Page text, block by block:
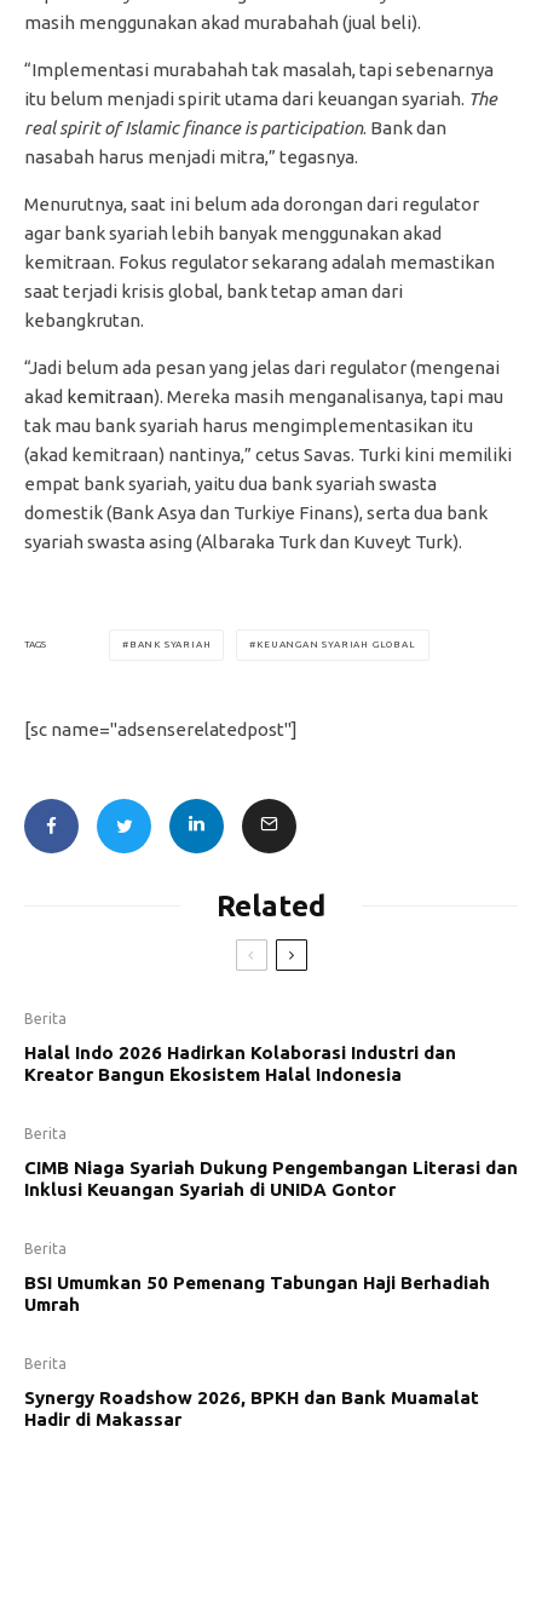
masih menggunakan akad murabahah (jual beli).
“Implementasi murabahah tak masalah, tapi sebenarnya
itu belum menjadi spirit utama dari keuangan syariah. The
real spirit of Islamic finance is participation. Bank dan
nasabah harus menjadi mitra,” tegasnya.
Menurutnya, saat ini belum ada dorongan dari regulator
agar bank syariah lebih banyak menggunakan akad
kemitraan. Fokus regulator sekarang adalah memastikan
saat terjadi krisis global, bank tetap aman dari
kebangkrutan.
“Jadi belum ada pesan yang jelas dari regulator (mengenai
akad kemitraan). Mereka masih menganalisanya, tapi mau
tak mau bank syariah harus mengimplementasikan itu
(akad kemitraan) nantinya,” cetus Savas. Turki kini memiliki
empat bank syariah, yaitu dua bank syariah swasta
domestik (Bank Asya dan Turkiye Finans), serta dua bank
syariah swasta asing (Albaraka Turk dan Kuveyt Turk).
TAGS BANK SYARIAH KEUANGAN SYARIAH GLOBAL
[sc name="adsenserelatedpost"]
Related
Berita
Halal Indo 2026 Hadirkan Kolaborasi Industri dan
Kreator Bangun Ekosistem Halal Indonesia
Berita
CIMB Niaga Syariah Dukung Pengembangan Literasi dan
Inklusi Keuangan Syariah di UNIDA Gontor
Berita
BSI Umumkan 50 Pemenang Tabungan Haji Berhadiah
Umrah
Berita
Synergy Roadshow 2026, BPKH dan Bank Muamalat
Hadir di Makassar